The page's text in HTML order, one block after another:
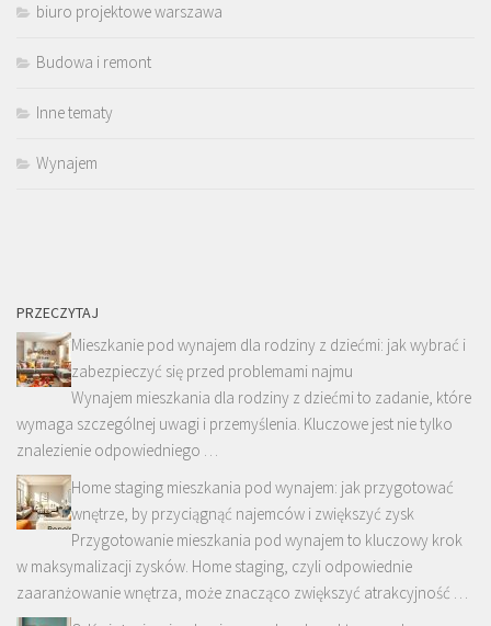
biuro projektowe warszawa
Budowa i remont
Inne tematy
Wynajem
PRZECZYTAJ
Mieszkanie pod wynajem dla rodziny z dziećmi: jak wybrać i
zabezpieczyć się przed problemami najmu
Wynajem mieszkania dla rodziny z dziećmi to zadanie, które
wymaga szczególnej uwagi i przemyślenia. Kluczowe jest nie tylko
znalezienie odpowiedniego …
Home staging mieszkania pod wynajem: jak przygotować
wnętrze, by przyciągnąć najemców i zwiększyć zysk
Przygotowanie mieszkania pod wynajem to kluczowy krok
w maksymalizacji zysków. Home staging, czyli odpowiednie
zaaranżowanie wnętrza, może znacząco zwiększyć atrakcyjność …